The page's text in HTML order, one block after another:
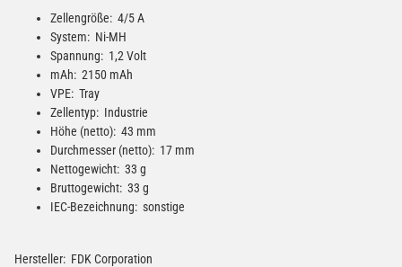
Zellengröße: 4/5 A
System: Ni-MH
Spannung: 1,2 Volt
mAh: 2150 mAh
VPE: Tray
Zellentyp: Industrie
Höhe (netto): 43 mm
Durchmesser (netto): 17 mm
Nettogewicht: 33 g
Bruttogewicht: 33 g
IEC-Bezeichnung: sonstige
Hersteller: FDK Corporation